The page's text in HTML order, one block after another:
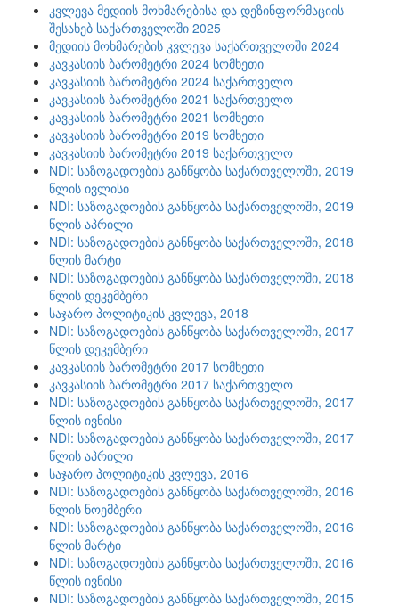
კვლევა მედიის მოხმარებისა და დეზინფორმაციის
შესახებ საქართველოში 2025
მედიის მოხმარების კვლევა საქართველოში 2024
კავკასიის ბარომეტრი 2024 სომხეთი
კავკასიის ბარომეტრი 2024 საქართველო
კავკასიის ბარომეტრი 2021 საქართველო
კავკასიის ბარომეტრი 2021 სომხეთი
კავკასიის ბარომეტრი 2019 სომხეთი
კავკასიის ბარომეტრი 2019 საქართველო
NDI: საზოგადოების განწყობა საქართველოში, 2019
წლის ივლისი
NDI: საზოგადოების განწყობა საქართველოში, 2019
წლის აპრილი
NDI: საზოგადოების განწყობა საქართველოში, 2018
წლის მარტი
NDI: საზოგადოების განწყობა საქართველოში, 2018
წლის დეკემბერი
საჯარო პოლიტიკის კვლევა, 2018
NDI: საზოგადოების განწყობა საქართველოში, 2017
წლის დეკემბერი
კავკასიის ბარომეტრი 2017 სომხეთი
კავკასიის ბარომეტრი 2017 საქართველო
NDI: საზოგადოების განწყობა საქართველოში, 2017
წლის ივნისი
NDI: საზოგადოების განწყობა საქართველოში, 2017
წლის აპრილი
საჯარო პოლიტიკის კვლევა, 2016
NDI: საზოგადოების განწყობა საქართველოში, 2016
წლის ნოემბერი
NDI: საზოგადოების განწყობა საქართველოში, 2016
წლის მარტი
NDI: საზოგადოების განწყობა საქართველოში, 2016
წლის ივნისი
NDI: საზოგადოების განწყობა საქართველოში, 2015